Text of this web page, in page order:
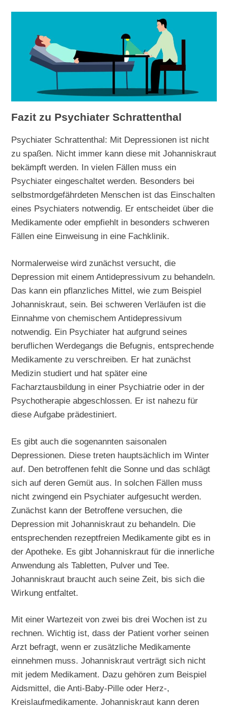
Fazit zu Psychiater Schrattenthal
Psychiater Schrattenthal: Mit Depressionen ist nicht
zu spaßen. Nicht immer kann diese mit Johanniskraut
bekämpft werden. In vielen Fällen muss ein
Psychiater eingeschaltet werden. Besonders bei
selbstmordgefährdeten Menschen ist das Einschalten
eines Psychiaters notwendig. Er entscheidet über die
Medikamente oder empfiehlt in besonders schweren
Fällen eine Einweisung in eine Fachklinik.
Normalerweise wird zunächst versucht, die
Depression mit einem Antidepressivum zu behandeln.
Das kann ein pflanzliches Mittel, wie zum Beispiel
Johanniskraut, sein. Bei schweren Verläufen ist die
Einnahme von chemischem Antidepressivum
notwendig. Ein Psychiater hat aufgrund seines
beruflichen Werdegangs die Befugnis, entsprechende
Medikamente zu verschreiben. Er hat zunächst
Medizin studiert und hat später eine
Facharztausbildung in einer Psychiatrie oder in der
Psychotherapie abgeschlossen. Er ist nahezu für
diese Aufgabe prädestiniert.
Es gibt auch die sogenannten saisonalen
Depressionen. Diese treten hauptsächlich im Winter
auf. Den betroffenen fehlt die Sonne und das schlägt
sich auf deren Gemüt aus. In solchen Fällen muss
nicht zwingend ein Psychiater aufgesucht werden.
Zunächst kann der Betroffene versuchen, die
Depression mit Johanniskraut zu behandeln. Die
entsprechenden rezeptfreien Medikamente gibt es in
der Apotheke. Es gibt Johanniskraut für die innerliche
Anwendung als Tabletten, Pulver und Tee.
Johanniskraut braucht auch seine Zeit, bis sich die
Wirkung entfaltet.
Mit einer Wartezeit von zwei bis drei Wochen ist zu
rechnen. Wichtig ist, dass der Patient vorher seinen
Arzt befragt, wenn er zusätzliche Medikamente
einnehmen muss. Johanniskraut verträgt sich nicht
mit jedem Medikament. Dazu gehören zum Beispiel
Aidsmittel, die Anti-Baby-Pille oder Herz-,
Kreislaufmedikamente. Johanniskraut kann deren